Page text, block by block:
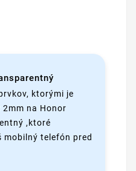
ktorými je
2mm na Honor
,ktoré
telefón pred